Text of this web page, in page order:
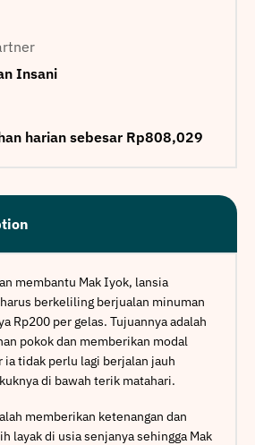
Insani
harian sebesar Rp808,029
membantu Mak Iyok, lansia
berkeliling berjualan minuman
Rp200 per gelas. Tujuannya adalah
pokok dan memberikan modal
ia tidak perlu lagi berjalan jauh
di bawah terik matahari.
memberikan ketenangan dan
layak di usia senjanya sehingga Mak